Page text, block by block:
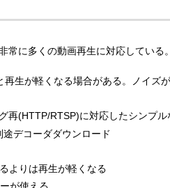
常に多くの動画再生に対応してい
生が軽くなる場合がある。ノイズ
再(HTTP/RTSP)に対応したシンプル
デコーダダウンロード
よりは再生が軽くなる